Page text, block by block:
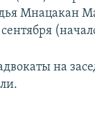
Мнацакан
на